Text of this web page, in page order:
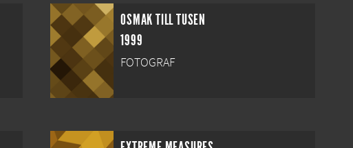
OSMAK TILL TUSEN
1999
FOTOGRAF